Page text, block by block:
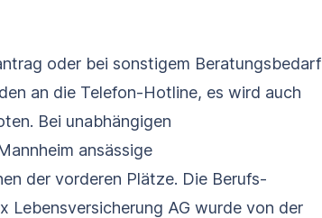
oder bei sonstigem Beratungsbedarf
an die Telefon-Hotline, es wird auch
Bei unabhängigen
ansässige
der vorderen Plätze. Die Berufs­
Lebensversicherung AG wurde von der